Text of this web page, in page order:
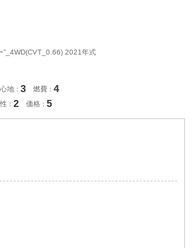
”_4WD(CVT_0.66) 2021年式
地 3 燃費 4
2 価格 5